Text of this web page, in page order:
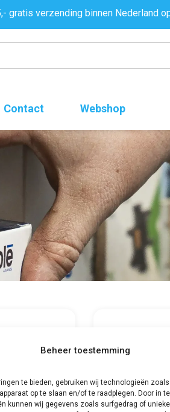
Beheer toestemming
te bieden, gebruiken wij technologieën
op te slaan en/of te raadplegen. Door in
kunnen wij gegevens zoals surfgedrag of
gratis verzending binnen Nederland
Contact Webshop